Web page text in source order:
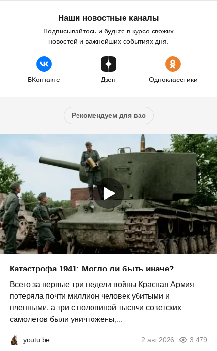
Наши новостные каналы
Подписывайтесь и будьте в курсе свежих
новостей и важнейших событиях дня.
ВКонтакте Дзен Одноклассники
Рекомендуем для вас
Катастрофа 1941: Могло ли быть иначе?
Всего за первые три недели войны Красная Армия
потеряла почти миллион человек убитыми и
пленными, а три с половиной тысячи советских
самолетов были уничтожены,...
youtu.be 2 авг 2026 3 479